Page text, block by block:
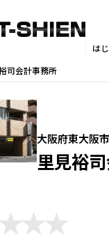
は
司会計事務所
大阪府東大阪市
里見裕